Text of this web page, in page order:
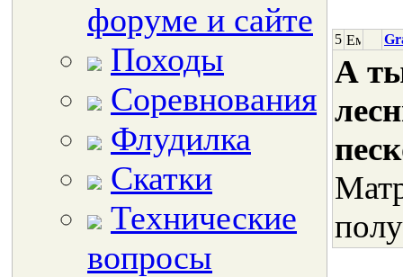
форуме и сайте
Походы
Соревнования
Флудилка
Скатки
Технические
вопросы
5
А